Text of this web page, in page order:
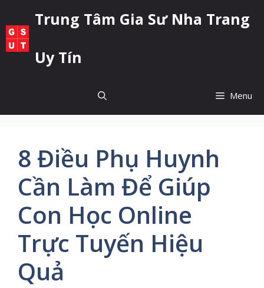
nội
dung
Trung Tâm Gia Sư Nha Trang
Uy Tín
Menu
8 Điều Phụ Huynh
Cần Làm Để Giúp
Con Học Online
Trực Tuyến Hiệu
Quả